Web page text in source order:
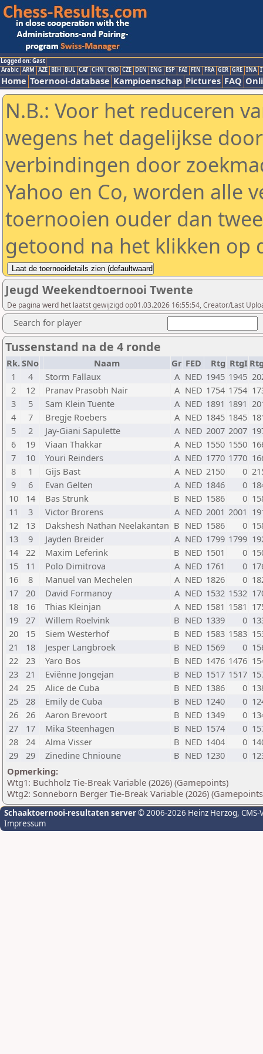
Logged on: Gast
Arabic ARM AZE BIH BUL CAT CHN CRO CZE DEN ENG ESP FAI FIN FRA GER GRE INA
Home Toernooi-database Kampioenschap Pictures FAQ
N.B.: Voor het reduceren
wegens het dagelijkse
verbindingen door
Yahoo en Co, worden alle
toernooien ouder dan
getoond na het klikken op
Jeugd Weekendtoernooi Twente
De pagina werd het laatst gewijzigd op01.03.2026 16:55:54, Creator/Last
Search for player
Tussenstand na de 4 ronde
Rk.SNo Naam Gr FED Rtg RtgI
1
4 Storm Fallaux A NED 1945 1945
2
12 Pranav Prasobh Nair A NED 1754 1754
3
5 Sam Klein Tuente A NED 1891 1891
4
7 Bregje Roebers A NED 1845 1845
5
2 Jay-Giani Sapulette A NED 2007 2007
6
19 Viaan Thakkar A NED 1550 1550
7
10 Youri Reinders A NED 1770 1770
8
1 Gijs Bast A NED 2150 0
9
6 Evan Gelten A NED 1846 0
10
14 Bas Strunk B NED 1586 0
11
3 Victor Brorens A NED 2001 2001
12
13 Dakshesh Nathan Neelakantan B NED 1586 0
13
9 Jayden Breider A NED 1799 1799
14
22 Maxim Leferink B NED 1501 0
15
11 Polo Dimitrova A NED 1761 0
16
8 Manuel van Mechelen A NED 1826 0
17
20 David Formanoy A NED 1532 1532
18
16 Thias Kleinjan A NED 1581 1581
19
27 Willem Roelvink B NED 1339 0
20
15 Siem Westerhof B NED 1583 1583
21
18 Jesper Langbroek B NED 1569 0
22
23 Yaro Bos B NED 1476 1476
23
21 Eviënne Jongejan B NED 1517 1517
24
25 Alice de Cuba B NED 1386 0
25
28 Emily de Cuba B NED 1240 0
26
26 Aaron Brevoort B NED 1349 0
27
17 Mika Steenhagen B NED 1574 0
28
24 Alma Visser B NED 1404 0
29
29 Zinedine Chnioune B NED 1230 0
Opmerking:
Wtg1: Buchholz Tie-Break Variable (2026) (Gamepoints)
Wtg2: Sonneborn Berger Tie-Break Variable (2026)
Schaaktoernooi-resultaten server© 2006-2026 Heinz Herzog,
Impressum